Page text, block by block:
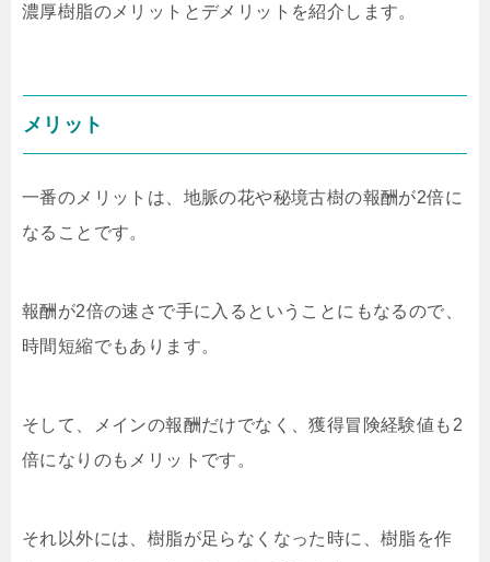
濃厚樹脂のメリットとデメリットを紹介します。
メリット
一番のメリットは、地脈の花や秘境古樹の報酬が2倍に
なることです。
報酬が2倍の速さで手に入るということにもなるので、
時間短縮でもあります。
そして、メインの報酬だけでなく、獲得冒険経験値も2
倍になりのもメリットです。
それ以外には、樹脂が足らなくなった時に、樹脂を作